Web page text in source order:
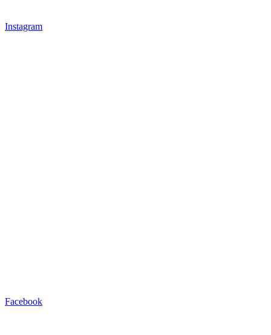
Instagram
Facebook